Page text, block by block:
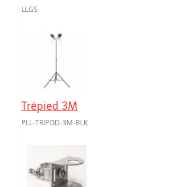
LLGS
Trépied 3M
PLL-TRIPOD-3M-BLK